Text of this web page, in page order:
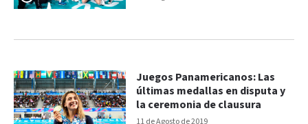
11 de Agosto de 2019
Juegos Panamericanos: Las
últimas medallas en disputa y
la ceremonia de clausura